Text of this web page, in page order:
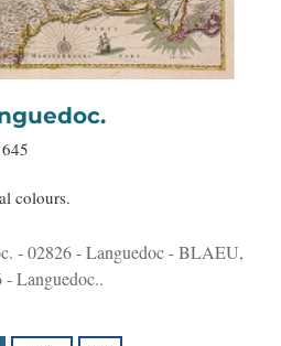
colours.
- 02826 - Languedoc - BLAEU,
- Languedoc..